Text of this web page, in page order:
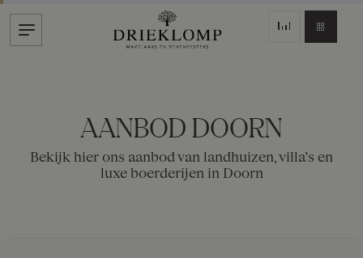
AANBOD DOORN
Bekijk hier ons aanbod van landhuizen, villa’s en
luxe boerderijen in Doorn